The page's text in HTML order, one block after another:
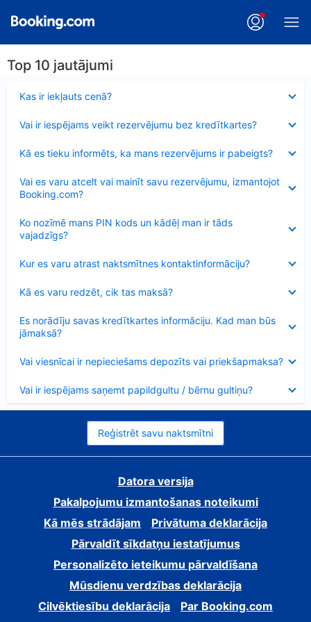
Top 10 jautājumi
Kas ir iekļauts cenā?
Vai ir iespējams veikt rezervējumu bez kredītkartes?
Kā es tieku informēts, ka mans rezervējums ir pabeigts?
Vai es varu atcelt vai mainīt savu rezervējumu, izmantojot
Booking.com?
Ko nozīmē mans PIN kods un kādēļ man ir tāds
vajadzīgs?
Kur es varu atrast naktsmītnes kontaktinformāciju?
Kā es varu redzēt, cik tas maksā?
Es norādīju savas kredītkartes informāciju. Kad man būs
jāmaksā?
Vai viesnīcai ir nepieciešams depozīts vai priekšapmaksa?
Vai ir iespējams saņemt papildgultu / bērnu gultiņu?
Reģistrēt savu naktsmītni
Datora versija
Pakalpojumu izmantošanas noteikumi
Kā mēs strādājam
Privātuma deklarācija
Pārvaldīt sīkdatņu iestatījumus
Personalizēto ieteikumu pārvaldīšana
Mūsdienu verdzības deklarācija
Cilvēktiesību deklarācija
Par Booking.com